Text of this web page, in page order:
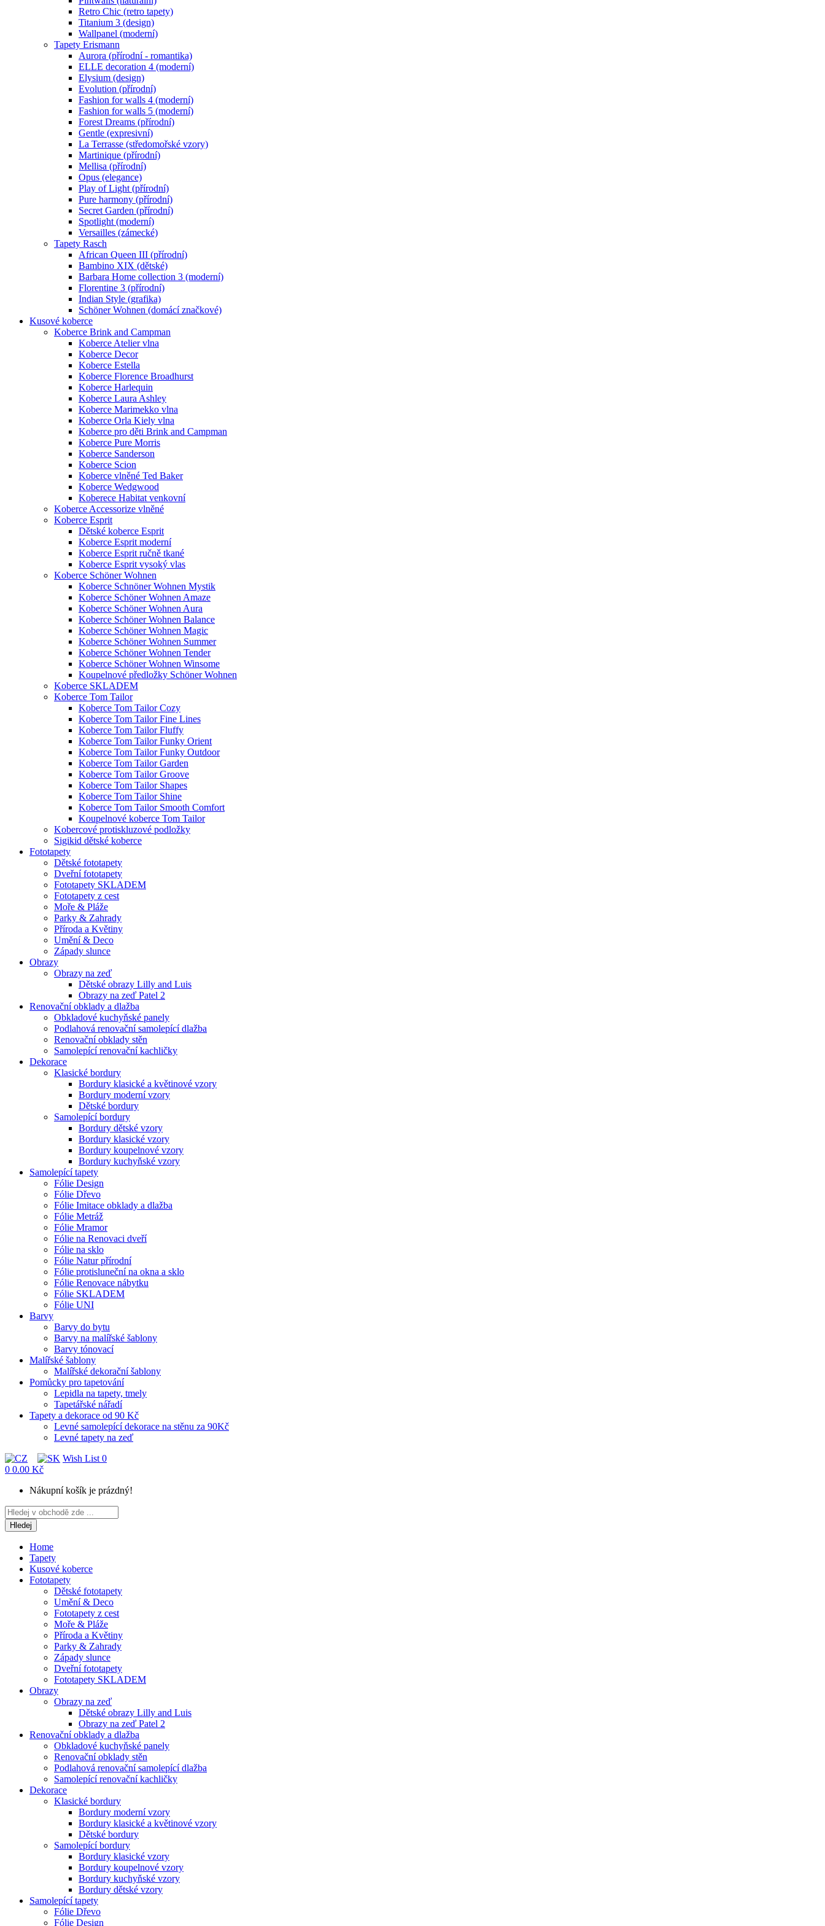
Retro Chic (retro tapety)
Titanium 3 (design)
Wallpanel (moderní)
Tapety Erismann
Aurora (přírodní - romantika)
ELLE decoration 4 (moderní)
Elysium (design)
Evolution (přírodní)
Fashion for walls 4 (moderní)
Fashion for walls 5 (moderní)
Forest Dreams (přírodní)
Gentle (expresivní)
La Terrasse (středomořské vzory)
Martinique (přírodní)
Mellisa (přírodní)
Opus (elegance)
Play of Light (přírodní)
Pure harmony (přírodní)
Secret Garden (přírodní)
Spotlight (moderní)
Versailles (zámecké)
Tapety Rasch
African Queen III (přírodní)
Bambino XIX (dětské)
Barbara Home collection 3 (moderní)
Florentine 3 (přírodní)
Indian Style (grafika)
Schöner Wohnen (domácí značkové)
Kusové koberce
Koberce Brink and Campman
Koberce Atelier vlna
Koberce Decor
Koberce Estella
Koberce Florence Broadhurst
Koberce Harlequin
Koberce Laura Ashley
Koberce Marimekko vlna
Koberce Orla Kiely vlna
Koberce pro děti Brink and Campman
Koberce Pure Morris
Koberce Sanderson
Koberce Scion
Koberce vlněné Ted Baker
Koberce Wedgwood
Koberece Habitat venkovní
Koberce Accessorize vlněné
Koberce Esprit
Dětské koberce Esprit
Koberce Esprit moderní
Koberce Esprit ručně tkané
Koberce Esprit vysoký vlas
Koberce Schöner Wohnen
Koberce Schnöner Wohnen Mystik
Koberce Schöner Wohnen Amaze
Koberce Schöner Wohnen Aura
Koberce Schöner Wohnen Balance
Koberce Schöner Wohnen Magic
Koberce Schöner Wohnen Summer
Koberce Schöner Wohnen Tender
Koberce Schöner Wohnen Winsome
Koupelnové předložky Schöner Wohnen
Koberce SKLADEM
Koberce Tom Tailor
Koberce Tom Tailor Cozy
Koberce Tom Tailor Fine Lines
Koberce Tom Tailor Fluffy
Koberce Tom Tailor Funky Orient
Koberce Tom Tailor Funky Outdoor
Koberce Tom Tailor Garden
Koberce Tom Tailor Groove
Koberce Tom Tailor Shapes
Koberce Tom Tailor Shine
Koberce Tom Tailor Smooth Comfort
Koupelnové koberce Tom Tailor
Kobercové protiskluzové podložky
Sigikid dětské koberce
Fototapety
Dětské fototapety
Dveřní fototapety
Fototapety SKLADEM
Fototapety z cest
Moře & Pláže
Parky & Zahrady
Příroda a Květiny
Umění & Deco
Západy slunce
Obrazy
Obrazy na zeď
Dětské obrazy Lilly and Luis
Obrazy na zeď Patel 2
Renovační obklady a dlažba
Obkladové kuchyňské panely
Podlahová renovační samolepící dlažba
Renovační obklady stěn
Samolepící renovační kachličky
Dekorace
Klasické bordury
Bordury klasické a květinové vzory
Bordury moderní vzory
Dětské bordury
Samolepící bordury
Bordury dětské vzory
Bordury klasické vzory
Bordury koupelnové vzory
Bordury kuchyňské vzory
Samolepící tapety
Fólie Design
Fólie Dřevo
Fólie Imitace obklady a dlažba
Fólie Metráž
Fólie Mramor
Fólie na Renovaci dveří
Fólie na sklo
Fólie Natur přírodní
Fólie protisluneční na okna a sklo
Fólie Renovace nábytku
Fólie SKLADEM
Fólie UNI
Barvy
Barvy do bytu
Barvy na malířské šablony
Barvy tónovací
Malířské šablony
Malířské dekorační šablony
Pomůcky pro tapetování
Lepidla na tapety, tmely
Tapetářské nářadí
Tapety a dekorace od 90 Kč
Levné samolepící dekorace na stěnu za 90Kč
Levné tapety na zeď
Wish List 0
0 0.00 Kč
Nákupní košík je prázdný!
Hledej
Home
Tapety
Kusové koberce
Fototapety
Dětské fototapety
Umění & Deco
Fototapety z cest
Moře & Pláže
Příroda a Květiny
Parky & Zahrady
Západy slunce
Dveřní fototapety
Fototapety SKLADEM
Obrazy
Obrazy na zeď
Dětské obrazy Lilly and Luis
Obrazy na zeď Patel 2
Renovační obklady a dlažba
Obkladové kuchyňské panely
Renovační obklady stěn
Podlahová renovační samolepící dlažba
Samolepící renovační kachličky
Dekorace
Klasické bordury
Bordury moderní vzory
Bordury klasické a květinové vzory
Dětské bordury
Samolepící bordury
Bordury klasické vzory
Bordury koupelnové vzory
Bordury kuchyňské vzory
Bordury dětské vzory
Samolepící tapety
Fólie Dřevo
Fólie Design